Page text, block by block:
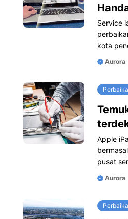
Service
kota
Aurora
Apple
pusat
Aurora